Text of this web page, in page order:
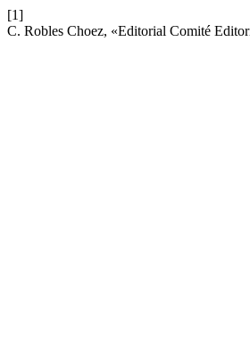
[1]
C. Robles Choez, «Editorial Comité